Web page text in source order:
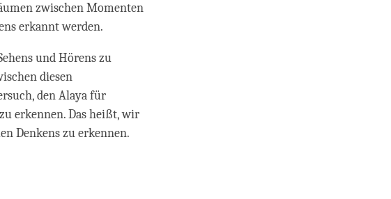
zwischen Momenten
erkannt werden.
und Hörens zu
diesen
den Alaya für
erkennen. Das heißt, wir
Denkens zu erkennen.